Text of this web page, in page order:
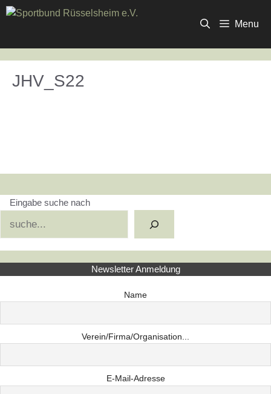
Zum
Inhalt
Menu
JHV_S22
Eingabe suche nach
Newsletter Anmeldung
Name
Verein/Firma/Organisation...
E-Mail-Adresse